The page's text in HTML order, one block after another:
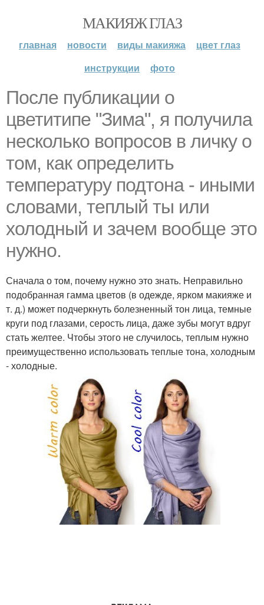
МАКИЯЖ ГЛАЗ
главная новости виды макияжа
цвет глаз
инструкции
фото
После публикации о
цветитипе "Зима", я получила
несколько вопросов в личку о
том, как определить
температуру подтона - иными
словами, теплый ты или
холодный и зачем вообще это
нужно.
Сначала о том, почему нужно это знать. Неправильно
подобранная гамма цветов (в одежде, ярком макияже и
т. д.) может подчеркнуть болезненный тон лица, темные
круги под глазами, серость лица, даже зубы могут вдруг
стать желтее. Чтобы этого не случилось, теплым нужно
преимущественно использовать теплые тона, холодным
- холодные.